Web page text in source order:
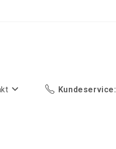
Kundeservice: